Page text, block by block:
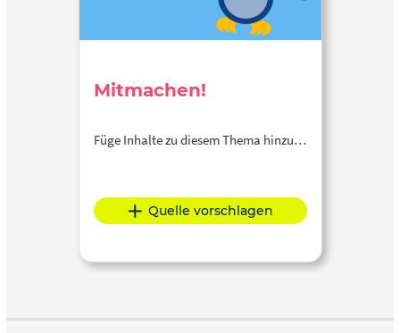
Mitmachen!
Füge Inhalte zu diesem Thema hinzu…
Quelle vorschlagen